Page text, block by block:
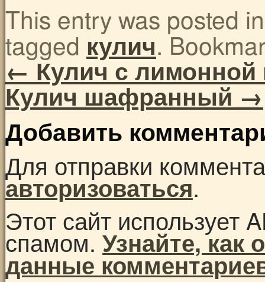
This entry was posted
tagged кулич.
←Кулич с лимонной
Кулич шафранный→
Добавить
Для отправки
авторизоваться.
Этот сайт использует
спамом.Узнайте,
данные